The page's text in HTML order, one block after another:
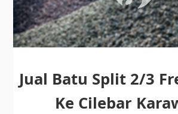
Jual Batu Split 2/3
Ke Cilebar